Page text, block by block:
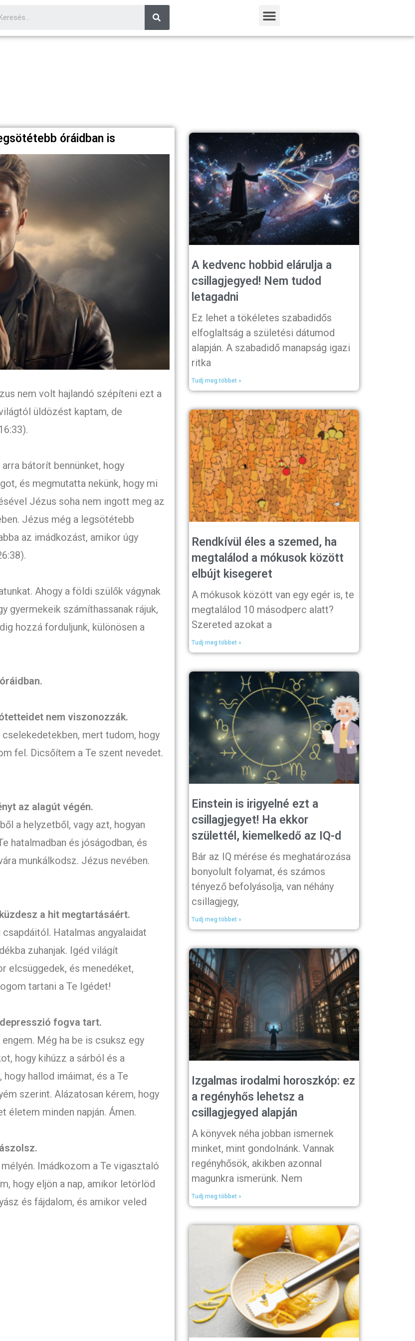
óráidban is
nem volt hajlandó szépíteni ezt a
üldözést kaptam, de
bátorít bennünket, hogy
és megmutatta nekünk, hogy mi
Jézus soha nem ingott meg az
Jézus még a legsötétebb
az imádkozást, amikor úgy
Ahogy a földi szülők vágynak
gyermekeik számíthassanak rájuk,
hozzá forduljunk, különösen a
nem viszonozzák.
cselekedetekben, mert tudom, hogy
fel. Dicsőítem a Te szent nevedet.
az alagút végén.
a helyzetből, vagy azt, hogyan
hatalmadban és jóságodban, és
munkálkodsz. Jézus nevében.
a hit megtartásáért.
Hatalmas angyalaidat
zuhanjak. Igéd világít
elcsüggedek, és menedéket,
tartani a Te Igédet!
fogva tart.
Még ha be is csuksz egy
hogy kihúzz a sárból és a
hallod imáimat, és a Te
szerint. Alázatosan kérem, hogy
minden napján. Ámen.
Imádkozom a Te vigasztaló
hogy eljön a nap, amikor letörlöd
és fájdalom, és amikor veled
A kedvenc hobbid elárulja a
csillagjegyed! Nem tudod
letagadni
Ez lehet a tökéletes szabadidős
elfoglaltság a születési dátumod
alapján. A szabadidő manapság igazi
ritka
Tudj meg többet »
Rendkívül éles a szemed, ha
megtalálod a mókusok között
elbújt kisegeret
A mókusok között van egy egér is, te
megtalálod 10 másodperc alatt?
Szereted azokat a
Tudj meg többet »
Einstein is irigyelné ezt a
csillagjegyet! Ha ekkor
születtél, kiemelkedő az IQ-d
Bár az IQ mérése és meghatározása
bonyolult folyamat, és számos
tényező befolyásolja, van néhány
csillagjegy,
Tudj meg többet »
Izgalmas irodalmi horoszkóp: ez
a regényhős lehetsz a
csillagjegyed alapján
A könyvek néha jobban ismernek
minket, mint gondolnánk. Vannak
regényhősök, akikben azonnal
magunkra ismerünk. Nem
Tudj meg többet »